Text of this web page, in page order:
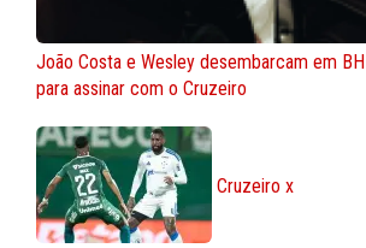
João Costa e Wesley desembarcam em BH
para assinar com o Cruzeiro
Cruzeiro x